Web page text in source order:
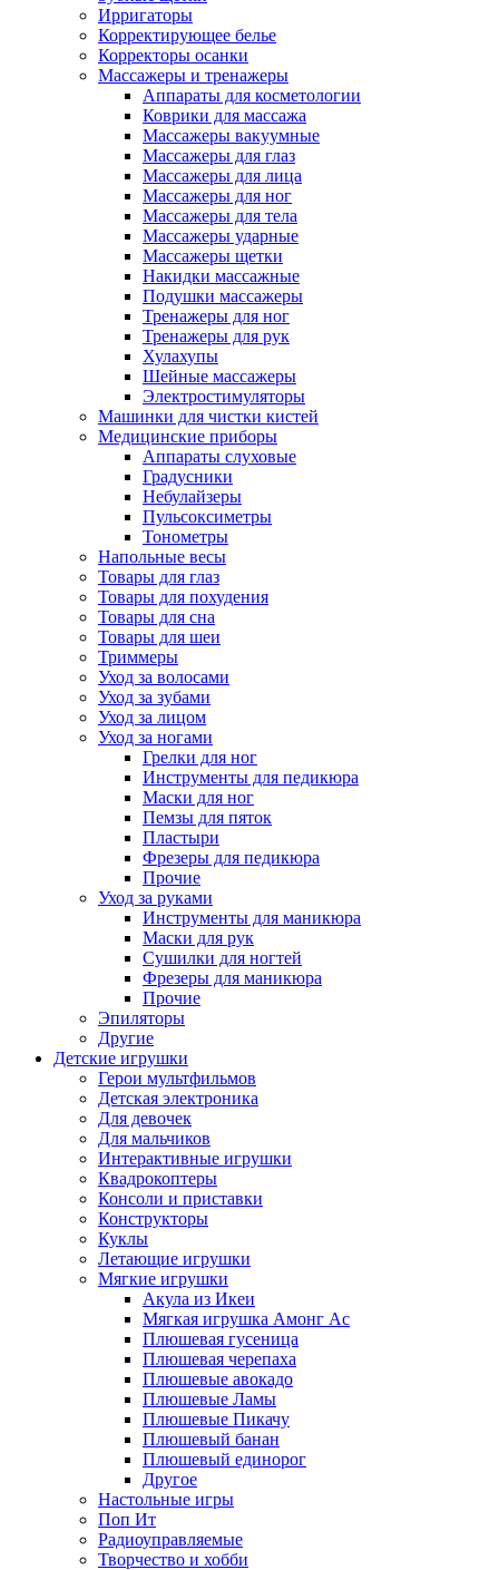
Ирригаторы
Корректирующее белье
Корректоры осанки
Массажеры и тренажеры
Аппараты для косметологии
Коврики для массажа
Массажеры вакуумные
Массажеры для глаз
Массажеры для лица
Массажеры для ног
Массажеры для тела
Массажеры ударные
Массажеры щетки
Накидки массажные
Подушки массажеры
Тренажеры для ног
Тренажеры для рук
Хулахупы
Шейные массажеры
Электростимуляторы
Машинки для чистки кистей
Медицинские приборы
Аппараты слуховые
Градусники
Небулайзеры
Пульсоксиметры
Тонометры
Напольные весы
Товары для глаз
Товары для похудения
Товары для сна
Товары для шеи
Триммеры
Уход за волосами
Уход за зубами
Уход за лицом
Уход за ногами
Грелки для ног
Инструменты для педикюра
Маски для ног
Пемзы для пяток
Пластыри
Фрезеры для педикюра
Прочие
Уход за руками
Инструменты для маникюра
Маски для рук
Сушилки для ногтей
Фрезеры для маникюра
Прочие
Эпиляторы
Другие
Детские игрушки
Герои мультфильмов
Детская электроника
Для девочек
Для мальчиков
Интерактивные игрушки
Квадрокоптеры
Консоли и приставки
Конструкторы
Куклы
Летающие игрушки
Мягкие игрушки
Акула из Икеи
Мягкая игрушка Амонг Ас
Плюшевая гусеница
Плюшевая черепаха
Плюшевые авокадо
Плюшевые Ламы
Плюшевые Пикачу
Плюшевый банан
Плюшевый единорог
Другое
Настольные игры
Поп Ит
Радиоуправляемые
Творчество и хобби